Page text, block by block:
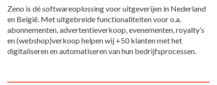
Zeno is dé softwareoplossing voor uitgeverijen in Nederland
en België. Met uitgebreide functionaliteiten voor o.a.
abonnementen, advertentieverkoop, evenementen, royalty’s
en (webshop)verkoop helpen wij +50 klanten met het
digitaliseren en automatiseren van hun bedrijfsprocessen.